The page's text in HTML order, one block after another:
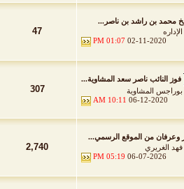
محمد بن راشد بن ناصر...
الإداره
02-11-2020
01:07 PM
47
فوز النائب ناصر سعد المشاوية...
بوراجس المشاوية
06-12-2020
10:11 AM
307
وعرفان من الموقع الرسمي...
فهد الغريري
06-07-2026
05:19 PM
2,740